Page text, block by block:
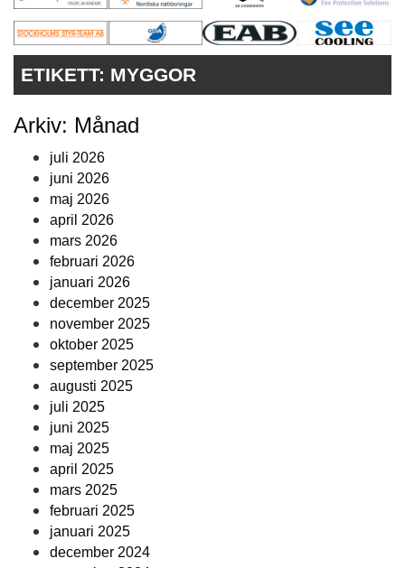
VÅRA ANDRA MAGASIN
ANNONSERA
KONTAKT
ETIKETT: MYGGOR
Arkiv: Månad
juli 2026
juni 2026
maj 2026
april 2026
mars 2026
februari 2026
januari 2026
december 2025
november 2025
oktober 2025
september 2025
augusti 2025
juli 2025
juni 2025
maj 2025
april 2025
mars 2025
februari 2025
januari 2025
december 2024